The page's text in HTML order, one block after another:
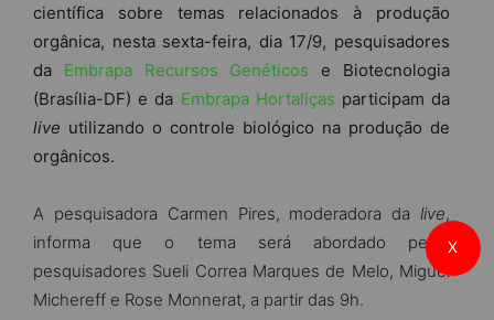
científica sobre temas relacionados à produção
orgânica, nesta sexta-feira, dia 17/9, pesquisadores
da Embrapa Recursos Genéticos e Biotecnologia
(Brasília-DF) e da Embrapa Hortaliças participam da
live utilizando o controle biológico na produção de
orgânicos.
A pesquisadora Carmen Pires, moderadora dalive,
informa que o tema será abordado pelos
pesquisadores Sueli Correa Marques de Melo, Miguel
Michereff e Rose Monnerat, a partir das 9h.
X